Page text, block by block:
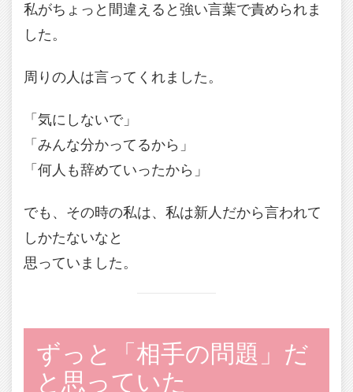
私がちょっと間違えると強い言葉で責められま
した。
周りの人は言ってくれました。
「気にしないで」
「みんな分かってるから」
「何人も辞めていったから」
でも、その時の私は、私は新人だから言われて
しかたないなと
思っていました。
ずっと「相手の問題」だ
と思っていた